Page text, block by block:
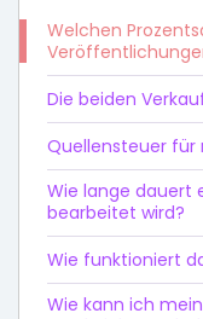
Welchen
Die beiden
Quellensteuer für
Wie lange dauert
bearbeitet wird?
Wie funktioniert
Wie kann ich